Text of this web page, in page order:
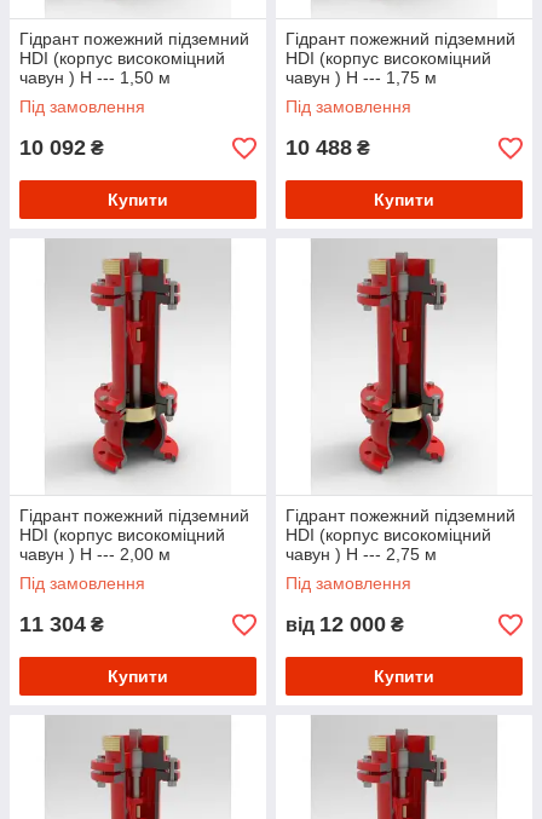
Гідрант пожежний підземний
HDI (корпус високоміцний
чавун ) Н --- 1,50 м
Під замовлення
10 092 ₴
Купити
Гідрант пожежний підземний
HDI (корпус високоміцний
чавун ) Н --- 1,75 м
Під замовлення
10 488 ₴
Купити
Гідрант пожежний підземний
HDI (корпус високоміцний
чавун ) Н --- 2,00 м
Під замовлення
11 304 ₴
Купити
Гідрант пожежний підземний
HDI (корпус високоміцний
чавун ) Н --- 2,75 м
Під замовлення
від 12 000 ₴
Купити